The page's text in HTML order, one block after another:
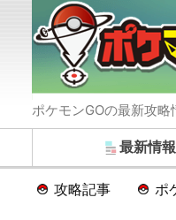
ポケモンGOの最新攻
最新情報
攻略記事 ポ